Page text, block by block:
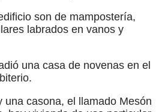
son de mampostería,
labrados en vanos y
una casa de novenas en el
una casona, el llamado Mesón